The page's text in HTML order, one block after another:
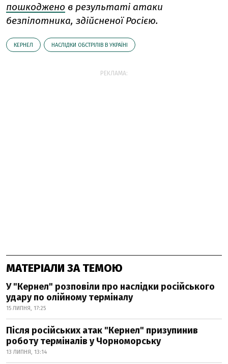
пошкоджено в результаті атаки
безпілотника, здійсненої Росією.
КЕРНЕЛ НАСЛІДКИ ОБСТРІЛІВ В УКРАЇНІ
РЕКЛАМА:
МАТЕРІАЛИ ЗА ТЕМОЮ
У "Кернел" розповіли про наслідки російського
удару по олійному терміналу
15 ЛИПНЯ, 17:25
Після російських атак "Кернел" призупинив
роботу терміналів у Чорноморську
13 ЛИПНЯ, 13:14